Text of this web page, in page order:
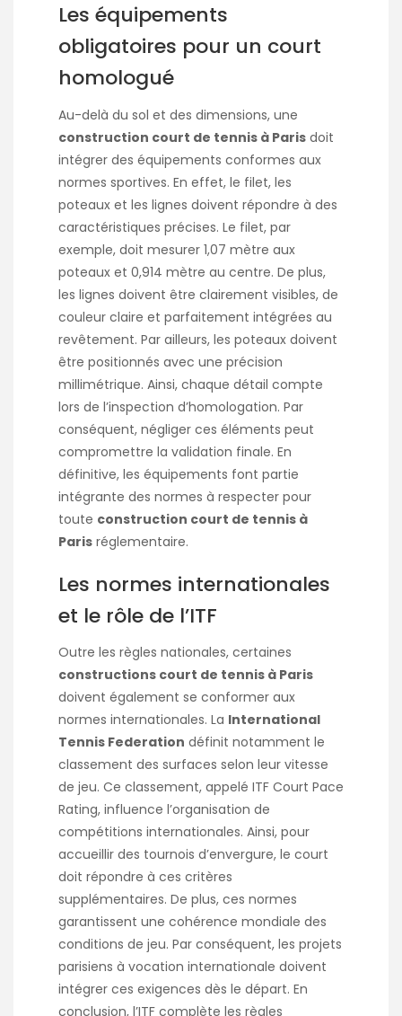
Les équipements
obligatoires pour un court
homologué
Au-delà du sol et des dimensions, une
construction court de tennis à Paris doit
intégrer des équipements conformes aux
normes sportives. En effet, le filet, les
poteaux et les lignes doivent répondre à des
caractéristiques précises. Le filet, par
exemple, doit mesurer 1,07 mètre aux
poteaux et 0,914 mètre au centre. De plus,
les lignes doivent être clairement visibles, de
couleur claire et parfaitement intégrées au
revêtement. Par ailleurs, les poteaux doivent
être positionnés avec une précision
millimétrique. Ainsi, chaque détail compte
lors de l’inspection d’homologation. Par
conséquent, négliger ces éléments peut
compromettre la validation finale. En
définitive, les équipements font partie
intégrante des normes à respecter pour
toute construction court de tennis à
Paris réglementaire.
Les normes internationales
et le rôle de l’ITF
Outre les règles nationales, certaines
constructions court de tennis à Paris
doivent également se conformer aux
normes internationales. La International
Tennis Federation définit notamment le
classement des surfaces selon leur vitesse
de jeu. Ce classement, appelé ITF Court Pace
Rating, influence l’organisation de
compétitions internationales. Ainsi, pour
accueillir des tournois d’envergure, le court
doit répondre à ces critères
supplémentaires. De plus, ces normes
garantissent une cohérence mondiale des
conditions de jeu. Par conséquent, les projets
parisiens à vocation internationale doivent
intégrer ces exigences dès le départ. En
conclusion, l’ITF complète les règles